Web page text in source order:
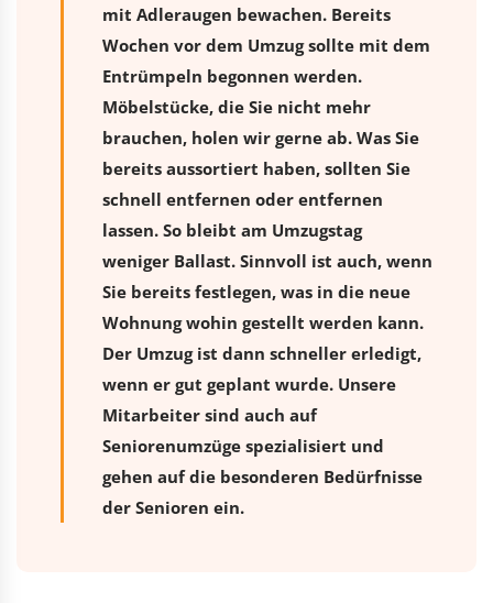
mit Adleraugen bewachen. Bereits
Wochen vor dem Umzug sollte mit dem
Entrümpeln begonnen werden.
Möbelstücke, die Sie nicht mehr
brauchen, holen wir gerne ab. Was Sie
bereits aussortiert haben, sollten Sie
schnell entfernen oder entfernen
lassen. So bleibt am Umzugstag
weniger Ballast. Sinnvoll ist auch, wenn
Sie bereits festlegen, was in die neue
Wohnung wohin gestellt werden kann.
Der Umzug ist dann schneller erledigt,
wenn er gut geplant wurde. Unsere
Mitarbeiter sind auch auf
Seniorenumzüge spezialisiert und
gehen auf die besonderen Bedürfnisse
der Senioren ein.